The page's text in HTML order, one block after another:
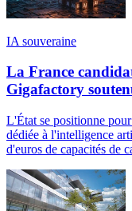
IA souveraine
La France
Gigafactory
L'État se positionne
dédiée à l'intelligence
d'euros de capacités de